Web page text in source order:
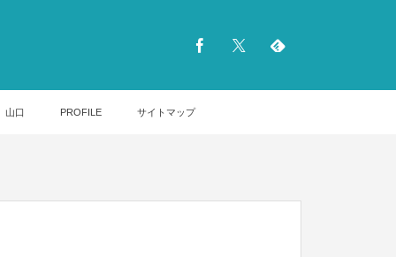
山口 PROFILE サイトマップ